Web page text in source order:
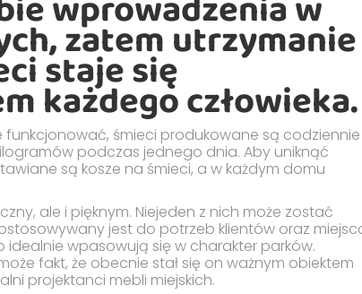
zatem utrzymanie
staje się
każdego człowieka.
funkcjonować, śmieci produkowane są
podczas jednego dnia. Aby uniknąć
są kosze na śmieci, a w każdym domu
ale i pięknym. Niejeden z nich może zostać
jest do potrzeb klientów oraz
idealnie wpasowują się w charakter parków.
fakt, że obecnie stał się on ważnym obiektem
projektanci mebli miejskich.